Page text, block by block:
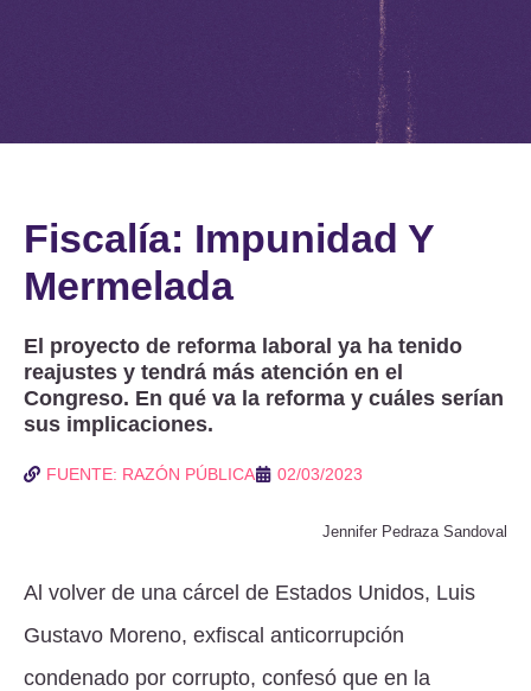
Fiscalía: Impunidad Y
Mermelada
El proyecto de reforma laboral ya ha tenido
reajustes y tendrá más atención en el
Congreso. En qué va la reforma y cuáles serían
sus implicaciones.
FUENTE: RAZÓN PÚBLICA 02/03/2023
Jennifer Pedraza Sandoval
Al volver de una cárcel de Estados Unidos, Luis
Gustavo Moreno, exfiscal anticorrupción
condenado por corrupto, confesó que en la